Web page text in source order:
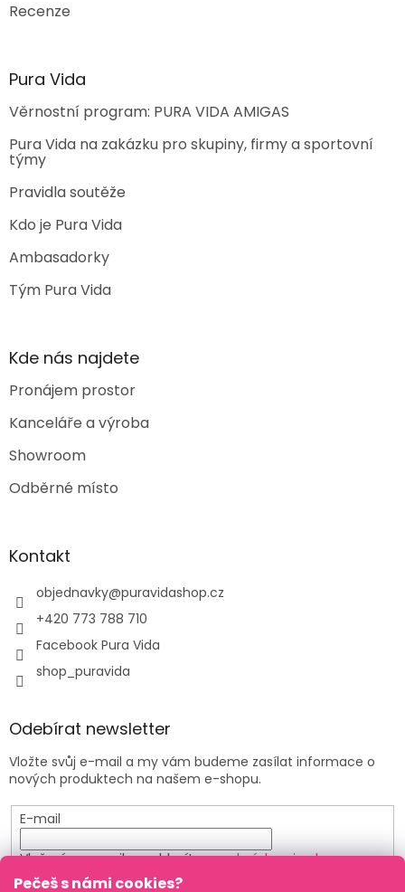
Pečeš s námi cookies?
Recenze
Pura Vida
Věrnostní program: PURA VIDA AMIGAS
Pura Vida na zakázku pro skupiny, firmy a sportovní
týmy
Pravidla soutěže
Kdo je Pura Vida
Ambasadorky
Tým Pura Vida
Kde nás najdete
Pronájem prostor
Kanceláře a výroba
Showroom
Odběrné místo
Kontakt
objednavky@puravidashop.cz
+420 773 788 710
Facebook Pura Vida
shop_puravida
Odebírat newsletter
Vložte svůj e-mail a my vám budeme zasílat informace o
nových produktech na našem e-shopu.
E-mail
Vložením e-mailu souhlasíte spodmínkami ochrany
osobních údajů